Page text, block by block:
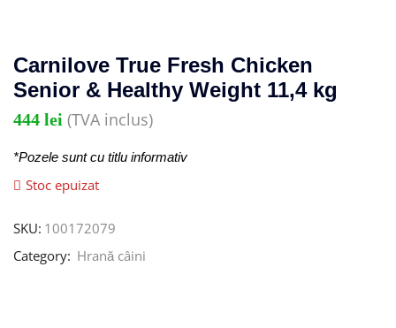
Carnilove True Fresh Chicken
Senior & Healthy Weight 11,4 kg
444 lei (TVA inclus)
*Pozele sunt cu titlu informativ
Stoc epuizat
SKU: 100172079
Category: Hrană câini